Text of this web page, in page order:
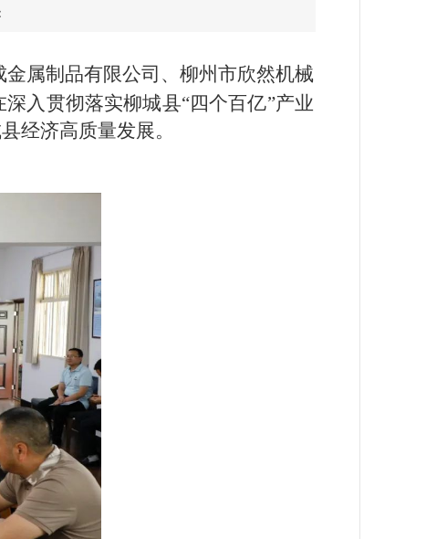
属制品有限公司、柳州市欣然机械
入贯彻落实柳城县“四个百亿”产业
经济高质量发展。